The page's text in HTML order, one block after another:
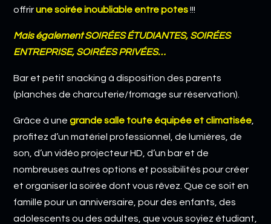
offrirune soirée inoubliable entre potes!!!
Mais également SOIRÉES ÉTUDIANTES, SOIRÉES
ENTREPRISE, SOIRÉES PRIVÉES…
Bar et petit snacking à disposition des parents
(planches de charcuterie/fromage sur réservation).
Grâce à unegrande salle toute équipée et climatisée
profitez d’un matériel professionnel, de lumières, de
son, d’un vidéo projecteur HD, d’un bar et de
nombreuses autres options et possibilités pour créer
et organiser la soirée dont vous rêvez. Que ce soit en
famille pour un anniversaire, pour des enfants, des
adolescents ou des adultes, que vous soyiez étudiant,